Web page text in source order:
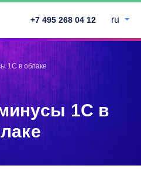
+7 495 268 04 12 ru
1С в облаке
1С в